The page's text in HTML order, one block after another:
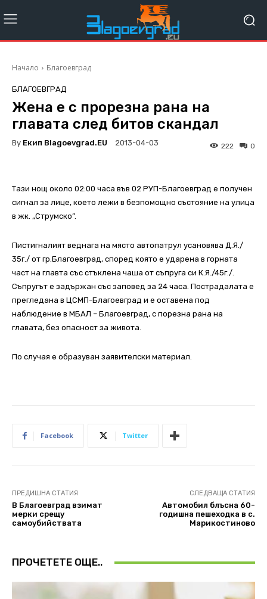
Начало Благоевград
БЛАГОЕВГРАД
Жена е с прорезна рана на
главата след битов скандал
By Екип Blagoevgrad.EU 2013-04-03 0
222
Тази нощ около 02:00 часа във 02 РУП-Благоевград е получен
сигнал за лице, което лежи в безпомощно състояние на улица
в жк. „Струмско”.
Пистигналият веднага на място автопатрул усановява Д.Я./
35г./ от гр.Благоевград, според която е ударена в горната
част на главта със стъклена чаша от съпруга си К.Я./45г./.
Съпругът е задържан със заповед за 24 часа. Пострадалата е
прегледана в ЦСМП-Благоевград и е оставена под
наблюдение в МБАЛ – Благоевград, с порезна рана на
главата, без опасност за живота.
По случая е образуван заявителски материал.
Facebook Twitter
ПРЕДИШНА СТАТИЯ
В Благоевград взимат
мерки срещу
самоубийствата
СЛЕДВАЩА СТАТИЯ
Автомобил блъсна 60-
годишна пешеходка в с.
Марикостиново
ПРОЧЕТЕТЕ ОЩЕ..